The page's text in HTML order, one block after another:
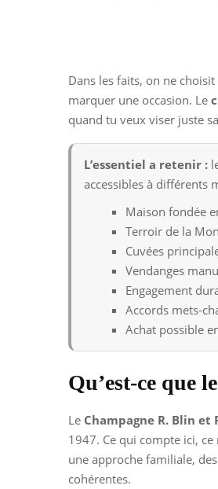
Dans les faits, on ne
marquer une occasion. Le
quand tu veux viser juste
L’essentiel a retenir :
accessibles à différents
Maison fondée
Terroir de la
Cuvées
Vendanges
Engagement
Accords mets-
Achat possible
Qu’est-ce que
Le Champagne R. Blin et
1947. Ce qui compte ici,
une approche familiale,
cohérentes.